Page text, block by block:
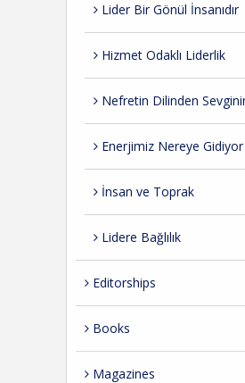
Lider Bir Gönül İnsanıdır
Hizmet Odaklı Liderlik
Nefretin Dilinden
Enerjimiz Nereye Gidiyor
İnsan ve Toprak
Lidere Bağlılık
Editorships
Books
Magazines